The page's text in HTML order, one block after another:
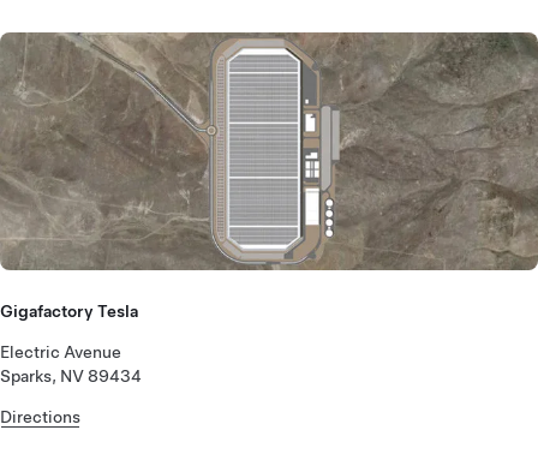
Gigafactory Tesla
Electric Avenue
Sparks, NV 89434
Directions